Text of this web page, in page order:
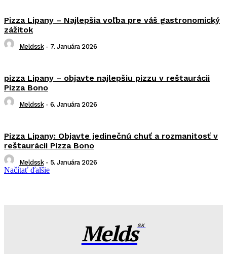
Pizza Lipany – Najlepšia voľba pre váš gastronomický
zážitok
Meldssk - 7. Januára 2026
pizza Lipany – objavte najlepšiu pizzu v reštaurácii
Pizza Bono
Meldssk - 6. Januára 2026
Pizza Lipany: Objavte jedinečnú chuť a rozmanitosť v
reštaurácii Pizza Bono
Meldssk - 5. Januára 2026
Načítať ďalšie
MeldsSK